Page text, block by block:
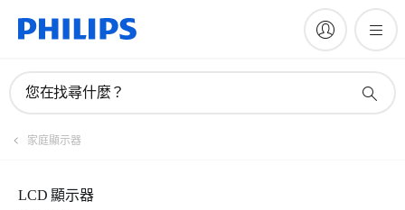
您在找尋什麼？
家庭顯示器
LCD 顯示器